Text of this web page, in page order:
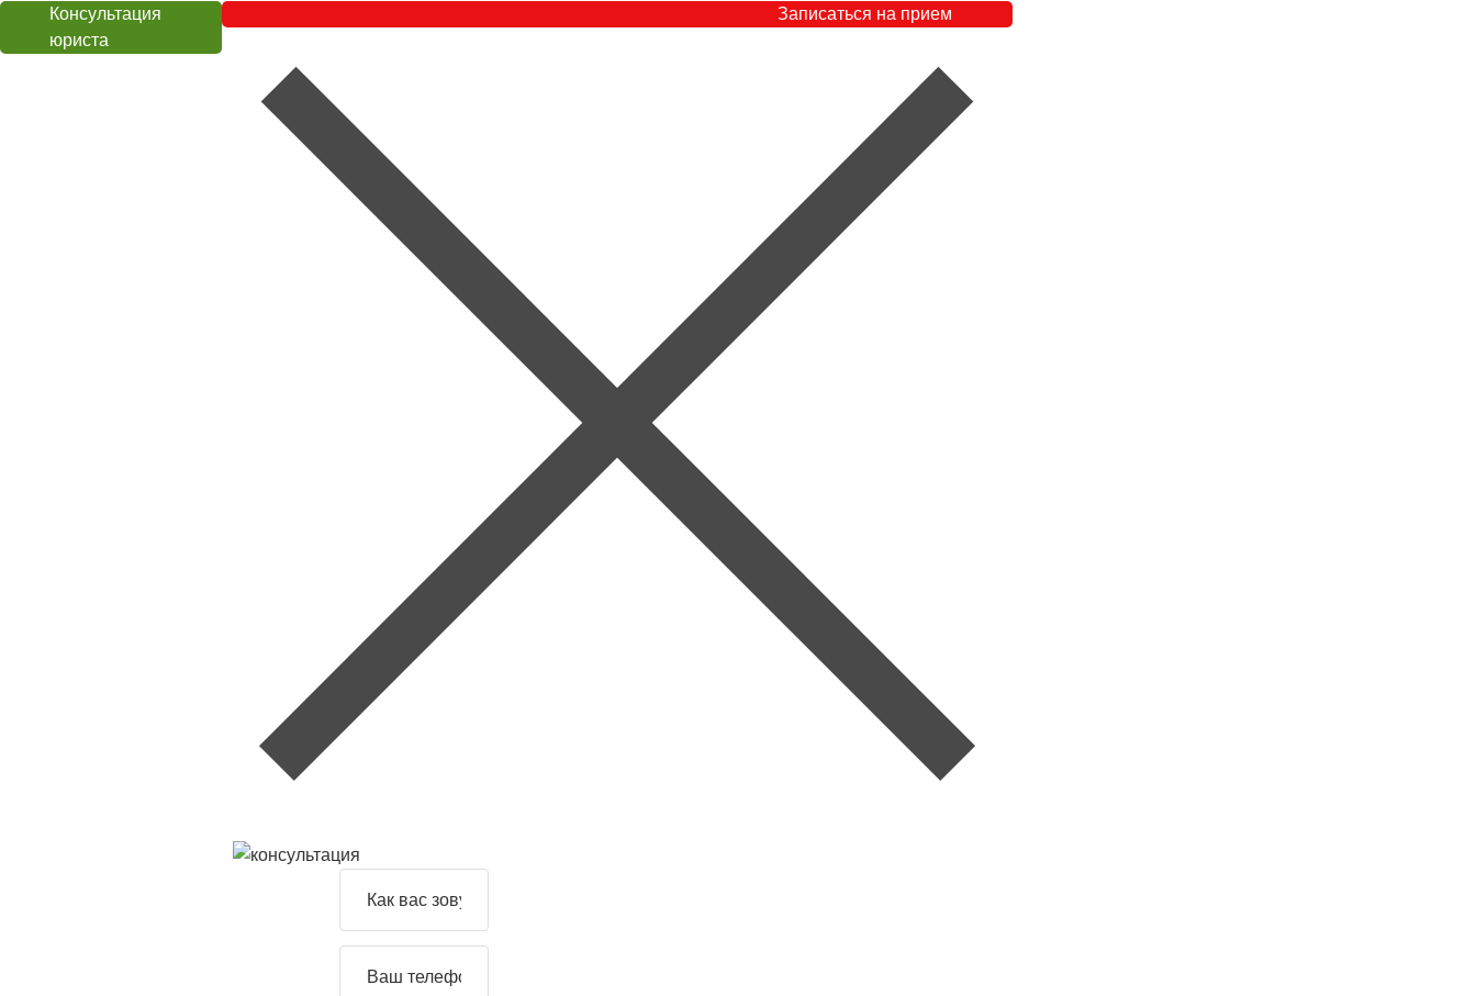
Консультация
юриста
Записаться на прием
Задайте